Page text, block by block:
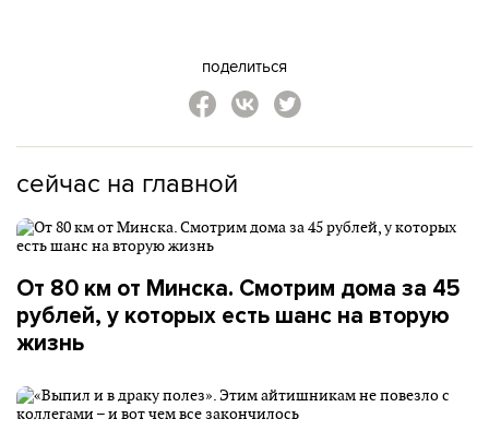
поделиться
сейчас на главной
От 80 км от Минска. Смотрим дома за 45
рублей, у которых есть шанс на вторую
жизнь